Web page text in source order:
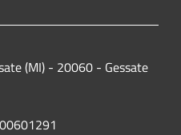
(MI) - 20060 - Gessate